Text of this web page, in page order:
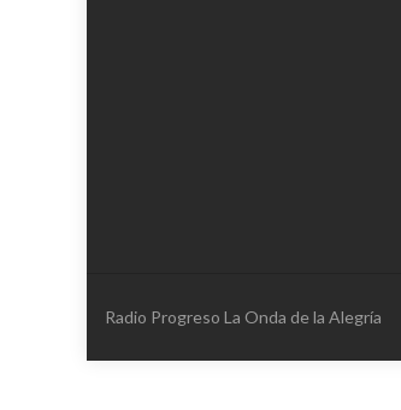
Radio Progreso La Onda de la Alegría